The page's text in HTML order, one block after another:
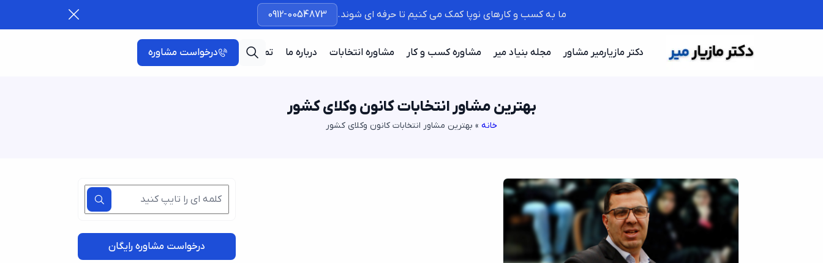
ما به کسب و کارهای نوپا کمک می کنیم تا حرفه ای شوند. 0912-0054873
دکتر مازیارمیر مشاور مجله بنیاد میر مشاوره کسب و کار مشاوره انتخابات درباره ما تماس با ما درخواست مشاوره
بهترین مشاور انتخابات کانون وکلای کشور
خانه » بهترین مشاور انتخابات کانون وکلای کشور
درخواست مشاوره رایگان